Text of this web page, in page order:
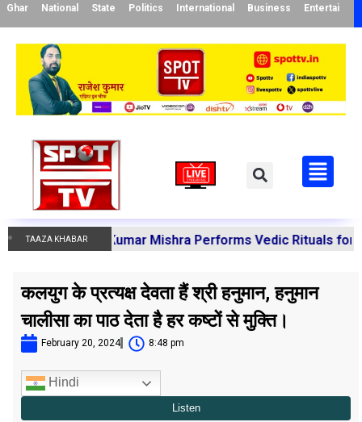
Ghar National State Politics International Business
TAAZA KHABAR
Manoj Kumar Mishra Performs Vedic Rituals for the
कलयुग के प्रत्यक्ष देवता हैं श्री हनुमान, हनुमान
चालीसा का पाठ देता है हर कष्टों से मुक्ति।
February 20, 2024 8:48 pm
Hindi